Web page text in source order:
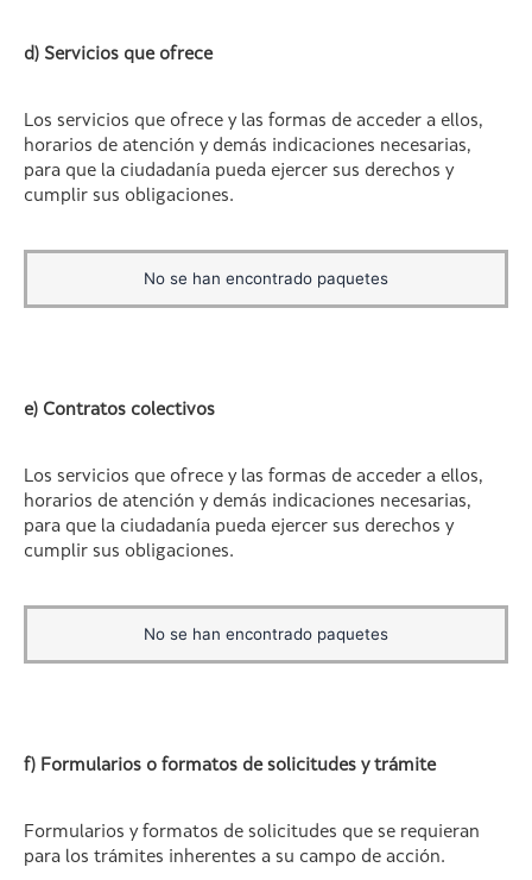
d) Servicios que ofrece
Los servicios que ofrece y las formas de acceder a ellos,
horarios de atención y demás indicaciones necesarias,
para que la ciudadanía pueda ejercer sus derechos y
cumplir sus obligaciones.
No se han encontrado paquetes
e) Contratos colectivos
Los servicios que ofrece y las formas de acceder a ellos,
horarios de atención y demás indicaciones necesarias,
para que la ciudadanía pueda ejercer sus derechos y
cumplir sus obligaciones.
No se han encontrado paquetes
f) Formularios o formatos de solicitudes y trámite
Formularios y formatos de solicitudes que se requieran
para los trámites inherentes a su campo de acción.